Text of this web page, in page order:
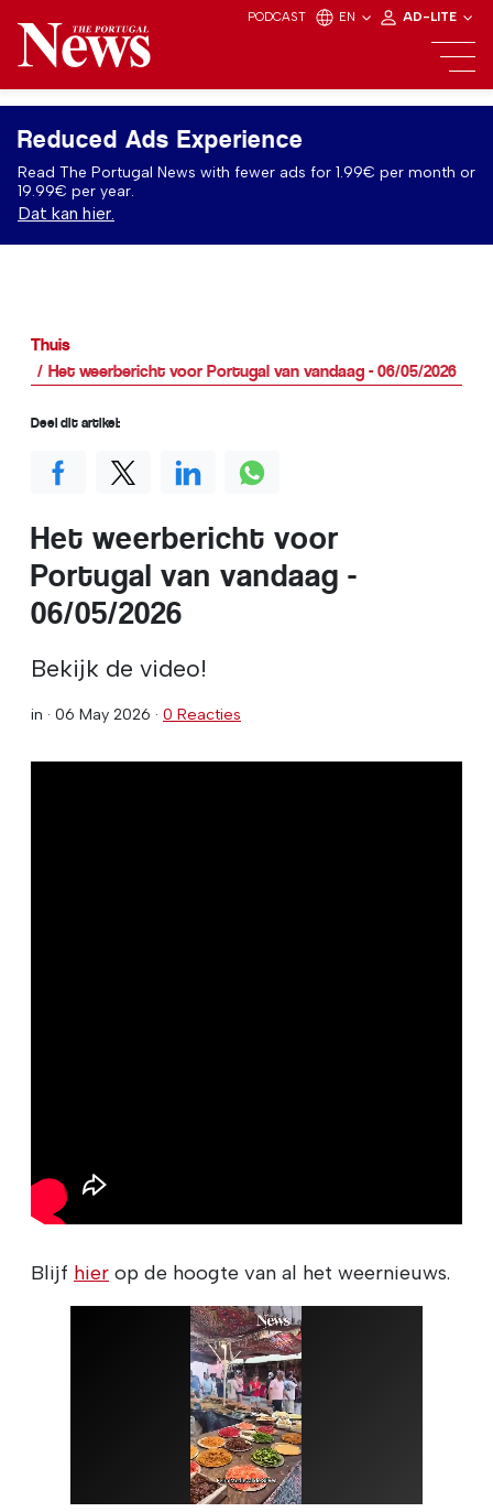
PODCAST EN AD-LITE
Reduced Ads Experience
Read The Portugal News with fewer ads for 1.99€ per month or
19.99€ per year.
Dat kan hier.
Thuis
Het weerbericht voor Portugal van vandaag - 06/05/2026
Het weerbericht voor
Portugal van vandaag -
06/05/2026
Bekijk de video!
in · 06 May 2026 · 0 Reacties
Blijf hier op de hoogte van al het weernieuws.
Deel dit artikel: